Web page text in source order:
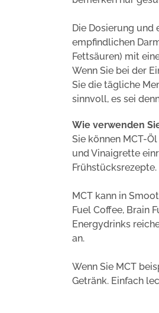
Die Dosierung und
empfindlichen
Fettsäuren) mit
Wenn Sie bei der
Sie die tägliche
sinnvoll, es sei
Wie verwenden
Sie können MCT-
und Vinaigrette
Frühstücksrezepte.
MCT kann in
Fuel Coffee, Brain
Energydrinks
an.
Wenn Sie MCT
Getränk. Einfach